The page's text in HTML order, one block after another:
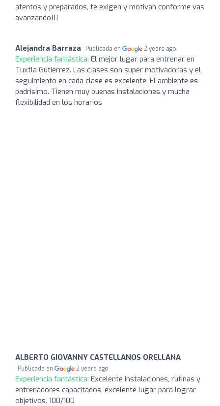
atentos y preparados, te exigen y motivan conforme vas
avanzando!!!
Alejandra Barraza Publicada en 2 years ago
Experiencia fantástica: El mejor lugar para entrenar en
Tuxtla Gutierrez. Las clases son super motivadoras y el
seguimiento en cada clase es excelente. El ambiente es
padrisimo. Tienen muy buenas instalaciones y mucha
flexibilidad en los horarios
ALBERTO GIOVANNY CASTELLANOS ORELLANA
Publicada en 2 years ago
Experiencia fantástica: Excelente instalaciones, rutinas y
entrenadores capacitados, excelente lugar para lograr
objetivos. 100/100